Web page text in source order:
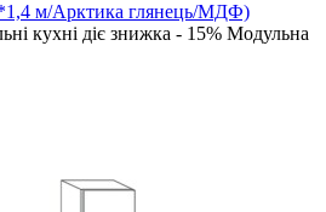
м/Арктика глянець/МДФ)
кухні діє знижка - 15% Модульна